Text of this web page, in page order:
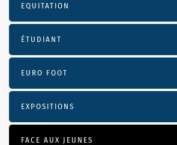
EQUITATION
ÉTUDIANT
EURO FOOT
EXPOSITIONS
FACE AUX JEUNES